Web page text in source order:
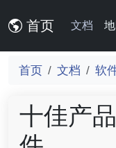
首页 文档
首页 文档 软
十佳产